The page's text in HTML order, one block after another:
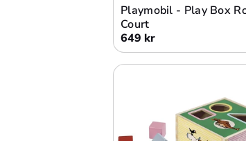
Playmobil - Play Box
Court
649 kr